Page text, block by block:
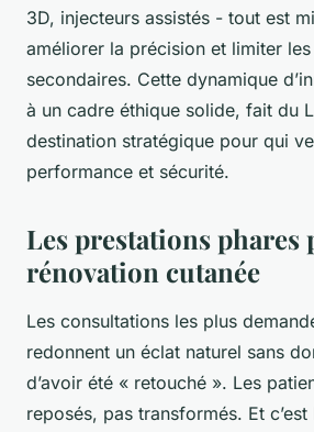
3D, injecteurs assistés - tout est
améliorer la précision et limiter
secondaires. Cette dynamique
à un cadre éthique solide, fait du
destination stratégique pour qui
performance et sécurité.
Les prestations phares
rénovation cutanée
Les consultations les plus
redonnent un éclat naturel sans
d’avoir été « retouché ». Les
reposés, pas transformés. Et c’est